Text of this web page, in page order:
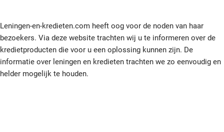
Leningen-en-kredieten.com heeft oog voor de noden van haar
bezoekers. Via deze website trachten wij u te informeren over de
kredietproducten die voor u een oplossing kunnen zijn. De
informatie over leningen en kredieten trachten we zo eenvoudig en
helder mogelijk te houden.